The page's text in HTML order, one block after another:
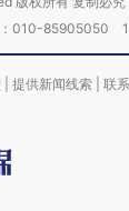
：010-85905050
提供新闻线索 联